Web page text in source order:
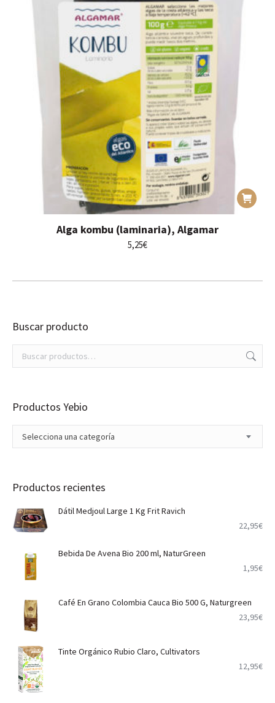
Alga kombu (laminaria), Algamar
5,25€
Buscar producto
Productos Yebio
Selecciona una categoría
Productos recientes
Dátil Medjoul Large 1 Kg Frit Ravich
22,95€
Bebida De Avena Bio 200 ml, NaturGreen
1,95€
Café En Grano Colombia Cauca Bio 500 G, Naturgreen
23,95€
Tinte Orgánico Rubio Claro, Cultivators
12,95€